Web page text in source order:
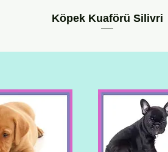
Köpek Kuaförü Silivri